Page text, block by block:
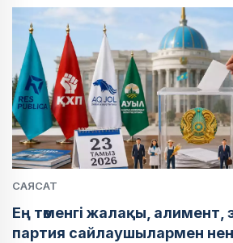
САЯСАТ
Ең төменгі жалақы, алимент,
партия сайлаушылармен